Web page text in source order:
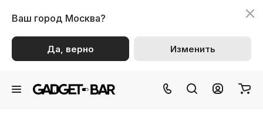
Ваш город Москва?
Да, верно Изменить